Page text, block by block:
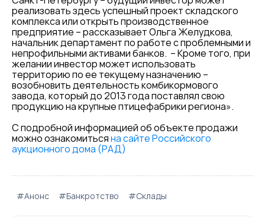
реализовать здесь успешный проект складского
комплекса или открыть производственное
предприятие – рассказывает Ольга Желудкова,
начальник департамент по работе с проблемными и
непрофильными активами банков. – Кроме того, при
желании инвестор может использовать
территорию по ее текущему назначению –
возобновить деятельность комбикормового
завода, который до 2013 года поставлял свою
продукцию на крупные птицефабрики региона».
С подробной информацией об объекте продажи
можно ознакомитьсяна сайте Российского
аукционного дома (РАД)
#Анонс #Банкротство #Склады